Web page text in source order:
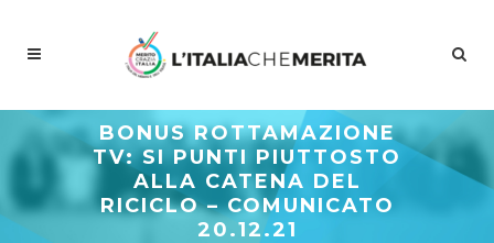
BONUS ROTTAMAZIONE
TV: SI PUNTI PIUTTOSTO
ALLA CATENA DEL
RICICLO – COMUNICATO
20.12.21